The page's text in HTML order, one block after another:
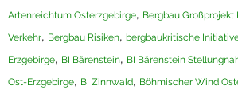
Artenreichtum Osterzgebirge, Bergbau Großprojekt
Verkehr, Bergbau Risiken, bergbaukritische
Erzgebirge, BI Bärenstein, BI Bärenstein
Ost-Erzgebirge, BI Zinnwald, Böhmischer Wind